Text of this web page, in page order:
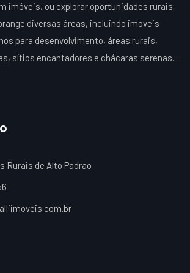
imóveis, ou explorar oportunidades rurais.
diversas áreas, incluindo imóveis
para desenvolvimento, áreas rurais,
sítios encantadores e chácaras serenas...
Rurais de Alto Padrao